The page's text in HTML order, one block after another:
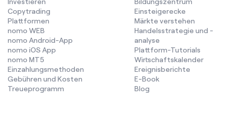
Copytrading
Plattformen
nomo WEB
nomo Android-App
nomo iOS App
nomo MT5
Einzahlungsmethoden
Gebühren und Kosten
Treueprogramm
Einsteigerecke
Märkte verstehen
Handelsstrategie und -
analyse
Plattform-Tutorials
Wirtschaftskalender
Ereignisberichte
E-Book
Blog